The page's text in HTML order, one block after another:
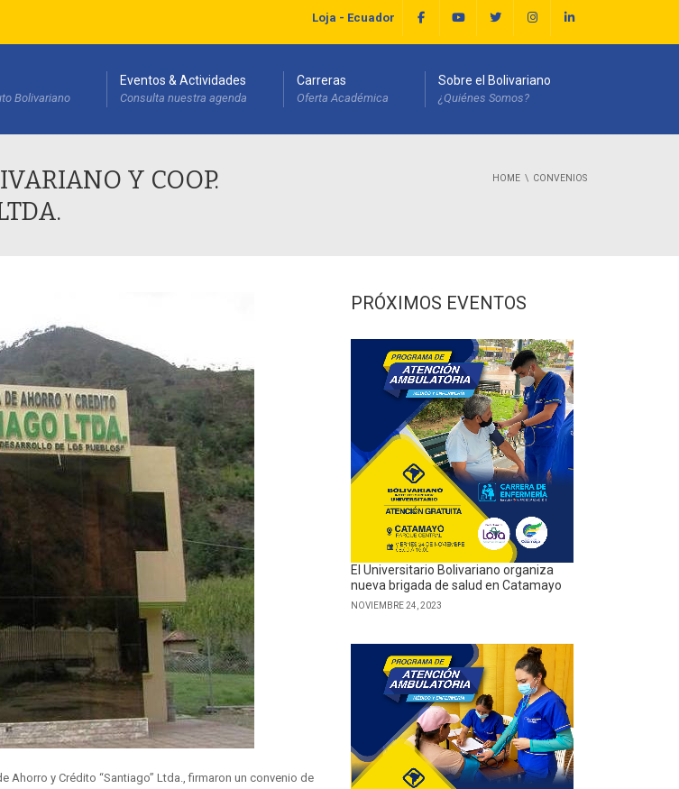
Loja - Ecuador
Bolivariano
Eventos & Actividades
Consulta nuestra agenda
Carreras
Oferta Académica
Sobre el Bolivariano
¿Quiénes Somos?
Y COOP.
HOME CONVENIOS
y Crédito “Santiago” Ltda., firmaron un convenio de
PRÓXIMOS EVENTOS
El Universitario Bolivariano organiza
nueva brigada de salud en Catamayo
NOVIEMBRE 24, 2023